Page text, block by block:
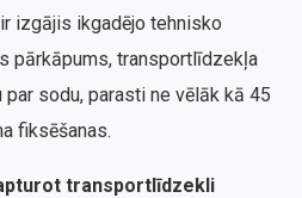
izgājis ikgadējo tehnisko
pārkāpums, transportlīdzekļa
sodu, parasti ne vēlāk kā 45
fiksēšanas.
transportlīdzekli